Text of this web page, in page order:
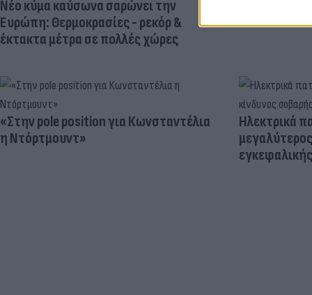
Νέο κύμα καύσωνα σαρώνει την
Ευρώπη: Θερμοκρασίες - ρεκόρ &
έκτακτα μέτρα σε πολλές χώρες
«Στην pole position για Κωνσταντέλια
η Ντόρτμουντ»
Ηλεκτρικά